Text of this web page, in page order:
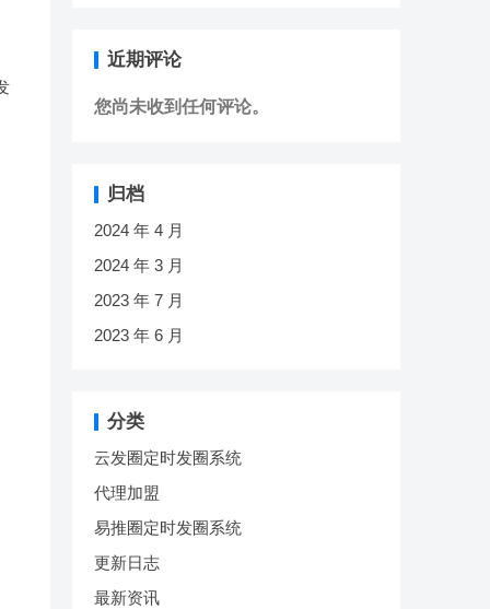
近期评论
您尚未收到任何评论。
归档
2024 年 4 月
2024 年 3 月
2023 年 7 月
2023 年 6 月
分类
云发圈定时发圈系统
代理加盟
易推圈定时发圈系统
更新日志
最新资讯